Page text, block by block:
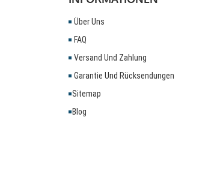
Über Uns
FAQ
Versand Und Zahlung
Garantie Und Rücksendungen
Sitemap
Blog